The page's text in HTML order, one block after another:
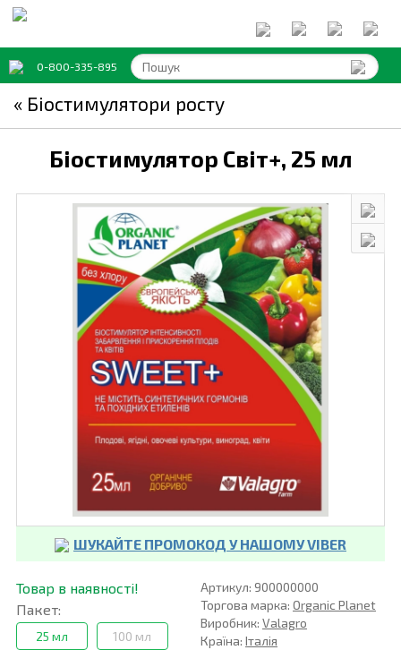
0-800-335-895
« Біостимулятори росту
Біостимулятор Світ+, 25 мл
ШУКАЙТЕ ПРОМОКОД У НАШОМУ VIBER
Товар в наявності!
Пакет:
25 мл 100 мл
Артикул: 900000000
Торгова марка: Organic Planet
Виробник: Valagro
Країна: Італія